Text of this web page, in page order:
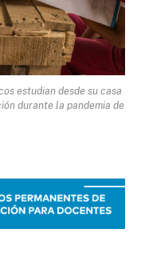
estudian desde su casa
durante la pandemia de